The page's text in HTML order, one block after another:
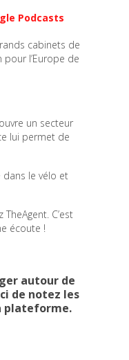
Podcasts
cabinets de
l’Europe de
un secteur
lui permet de
dans le vélo et
C’est
écoute !
autour de
de notez les
plateforme.